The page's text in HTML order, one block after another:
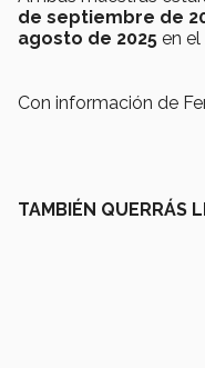
de septiembre de
agosto de 2025 en el
Con información de
TAMBIÉN QUERRÁS